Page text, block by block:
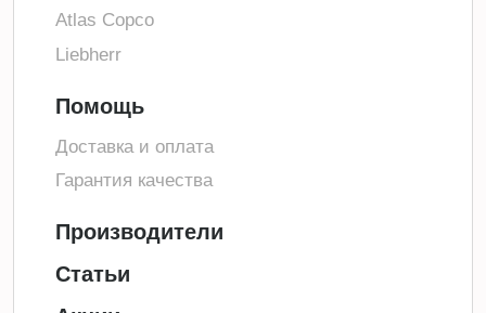
Atlas Copco
Liebherr
Помощь
Доставка и оплата
Гарантия качества
Производители
Статьи